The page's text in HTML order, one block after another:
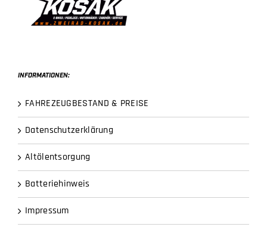
FAHREZEUGBESTAND & PREISE
Datenschutzerklärung
Altölentsorgung
Batteriehinweis